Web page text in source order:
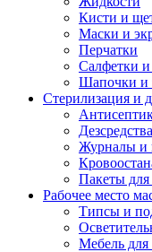
Кисти и
Маски и
Перчатки
Салфетки и
Шапочки и
Стерилизация и
Дезсредства
Журналы и
Пакеты для
Рабочее место
Типсы и
Мебель для